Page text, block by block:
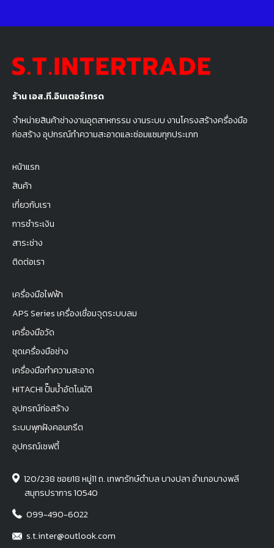
ร้าน เอส.ที.อินเตอร์เทรด
จำหน่ายสินค้าช่างงานอุตสาหกรรม งานระบบ งานโครงสร้างครื่องมือ
ก่อสร้าง อุปกรณ์ทำความสะอาดและซ่อมแซมทุกประเภท
หน้าแรก
สินค้า
เกี่ยวกับเรา
การชำระเงิน
สาระช่าง
ติดต่อเรา
เครื่องมือไฟฟ้า
APS Series เครื่องเชื่อมจุดระบบลม
เครื่องมือวัด
ชุดเครื่องมือช่าง
เครื่องมือทำความสะอาด
HITACHI ปั๊มน้ำอัตโนมัติ
อุปกรณ์ก่อสร้าง
ระบบพุกฝังคอนกรีต
อุปกรณ์เซฟตี้
120/238 ซอย18 หมู่11 ถ. เทพารักษ์ตำบล บางปลา อำเภอบางพลี
สมุทรปราการ 10540
099-490-6022
s.t.inter@outlook.com